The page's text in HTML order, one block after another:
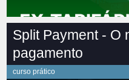
Split Payment - O
pagamento
curso prático